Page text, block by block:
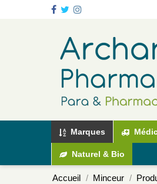
Marques
Naturel & Bio
Accueil Minceur